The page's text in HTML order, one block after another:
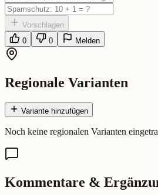
Vorschlagen
0
0 Melden
Regionale Varianten
Variante hinzufügen
Noch keine regionalen Varianten
Kommentare &